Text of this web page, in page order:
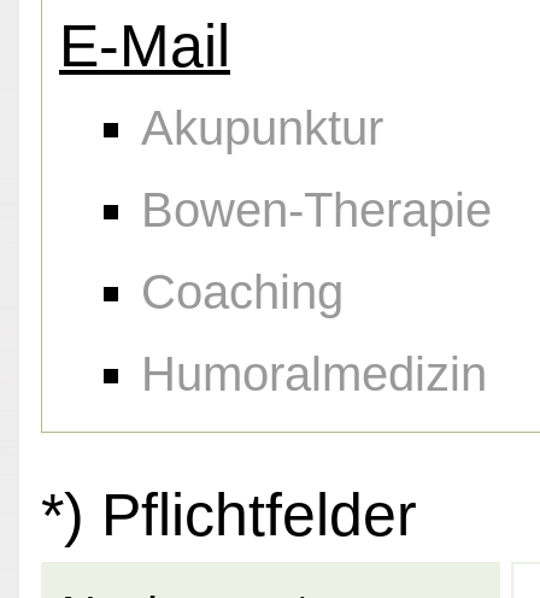
E-Mail
Akupunktur
Bowen-Therapie
Coaching
Humoralmedizin
*) Pflichtfelder